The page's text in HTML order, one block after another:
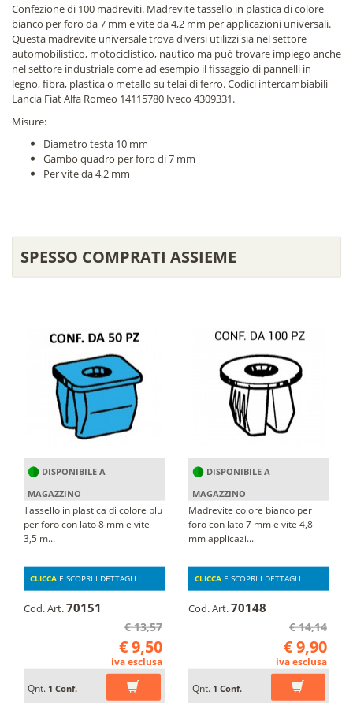
Confezione di 100 madreviti. Madrevite tassello in plastica di colore
bianco per foro da 7 mm e vite da 4,2 mm per applicazioni universali.
Questa madrevite universale trova diversi utilizzi sia nel settore
automobilistico, motociclistico, nautico ma può trovare impiego anche
nel settore industriale come ad esempio il fissaggio di pannelli in
legno, fibra, plastica o metallo su telai di ferro. Codici intercambiabili
Lancia Fiat Alfa Romeo 14115780 Iveco 4309331.
Misure:
Diametro testa 10 mm
Gambo quadro per foro di 7 mm
Per vite da 4,2 mm
SPESSO COMPRATI ASSIEME
DISPONIBILE A
MAGAZZINO
Tassello in plastica di colore blu
per foro con lato 8 mm e vite
3,5 m...
CLICCA E SCOPRI I DETTAGLI
Cod. Art.70151
€ 13,57
€ 9,50
iva esclusa
Qnt. 1 Conf.
DISPONIBILE A
MAGAZZINO
Madrevite colore bianco per
foro con lato 7 mm e vite 4,8
mm applicazi...
CLICCA E SCOPRI I DETTAGLI
Cod. Art.70148
€ 14,14
€ 9,90
iva esclusa
Qnt. 1 Conf.